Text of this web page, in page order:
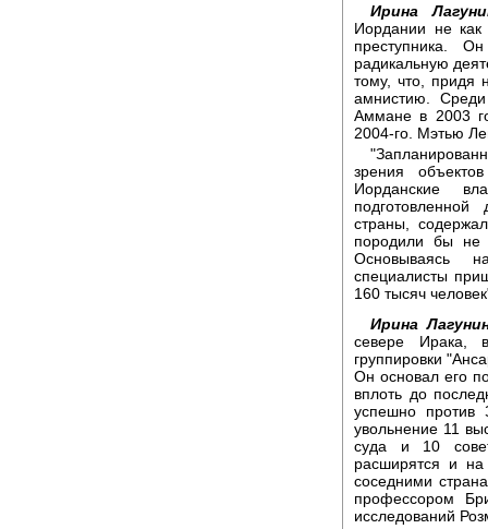
Ирина
Иордании не
преступника.
радикальную
тому, что, придя
амнистию.
Аммане в 2003
2004-го. Мэтью
зрения
Иорданские
страны,
породили бы не
Основываясь
специалисты
160 тысяч
Ирина
севере Ирака,
группировки
Он основал его
вплоть до
успешно
увольнение 11
суда и 10
расширятся и
соседними
профессором
исследований